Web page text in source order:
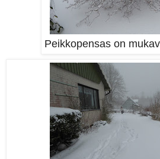
Peikkopensas on